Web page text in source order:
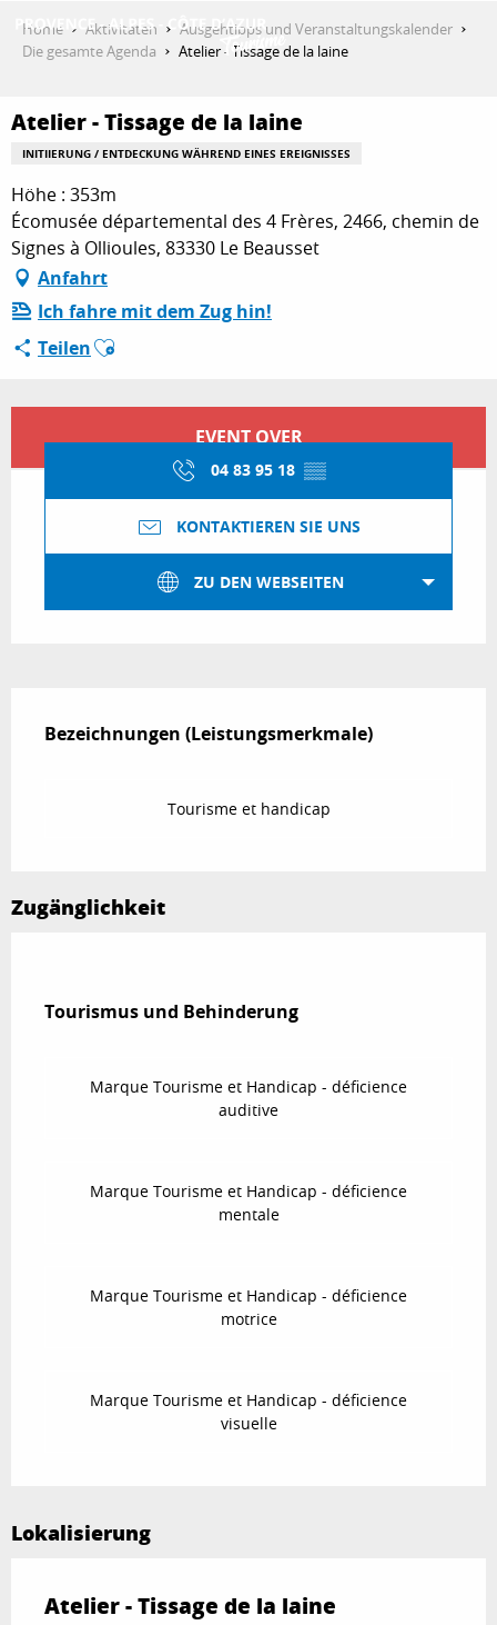
contenu
AKTIVITÄTEN
AUFENTHALT
ESPACE PRO
Home Aktivitäten
Ausgehtipps und Veranstaltungskalender
Die gesamte Agenda
Atelier - Tissage de la laine
Atelier - Tissage de la laine
INITIIERUNG / ENTDECKUNG WÄHREND EINES EREIGNISSES
Höhe : 353m
Écomusée départemental des 4 Frères, 2466, chemin de
Signes à Ollioules, 83330 Le Beausset
Anfahrt
Ich fahre mit dem Zug hin!
TeilenAjouter aux favoris
Öffnungszeiten & Kontaktdaten
EVENT OVER
04 83 95 18 ▒▒
KONTAKTIEREN SIE UNS
ZU DEN WEBSEITEN
Bezeichnungen (Leistungsmerkmale)
Bezeichnungen (Leistungsmerkmale)
Tourisme et handicap
Zugänglichkeit
Tourismus und Behinderung
Tourismus und Behinderung
Marque Tourisme et Handicap - déficience
auditive
Marque Tourisme et Handicap - déficience
mentale
Marque Tourisme et Handicap - déficience
motrice
Marque Tourisme et Handicap - déficience
visuelle
Lokalisierung
Atelier - Tissage de la laine